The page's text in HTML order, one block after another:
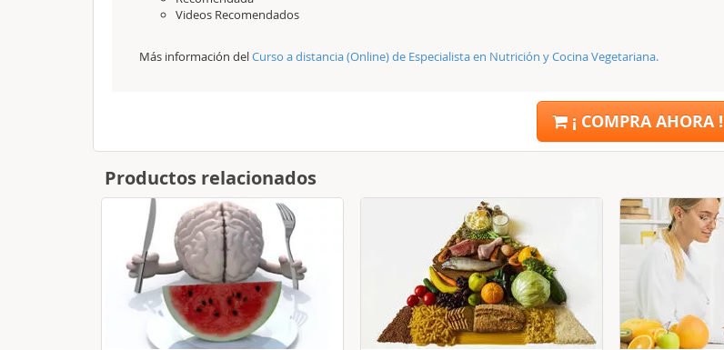
Videos Recomendados
Más información delCurso a distancia (Online) de Especialista en Nutrición y Cocina Vegetariana.
¡ COMPRA AHORA !
Productos relacionados